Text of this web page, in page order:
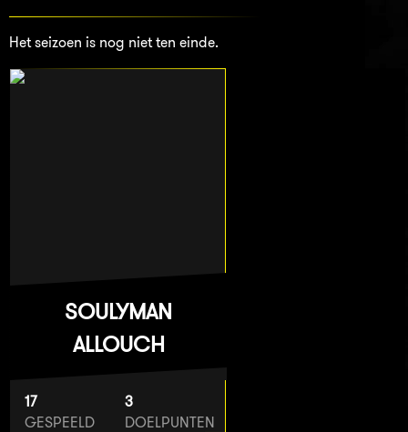
Het seizoen is nog niet ten einde.
SOULYMAN
ALLOUCH
17
GESPEELD
3
DOELPUNTEN